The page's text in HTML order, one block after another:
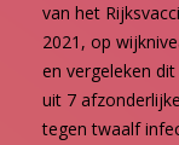
van het
2021, op
en vergeleken
uit 7
tegen twaalf